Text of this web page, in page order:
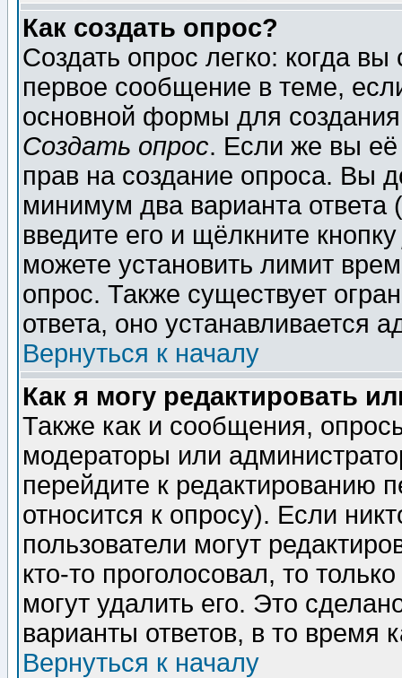
Как создать опрос?
Создать опрос легко: когда
первое сообщение в теме,
основной формы для
Создать опрос. Если же вы её
прав на создание опроса. Вы
минимум два варианта ответа
введите его и щёлкните
можете установить лимит
опрос. Также существует
ответа, оно устанавливается
Вернуться к началу
Как я могу редактировать
Также как и сообщения,
модераторы или
перейдите к редактированию
относится к опросу). Если
пользователи могут
кто-то проголосовал, то
могут удалить его. Это
варианты ответов, в то время
Вернуться к началу